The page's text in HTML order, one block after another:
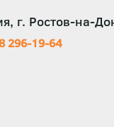
г. Ростов-на-
296-19-64